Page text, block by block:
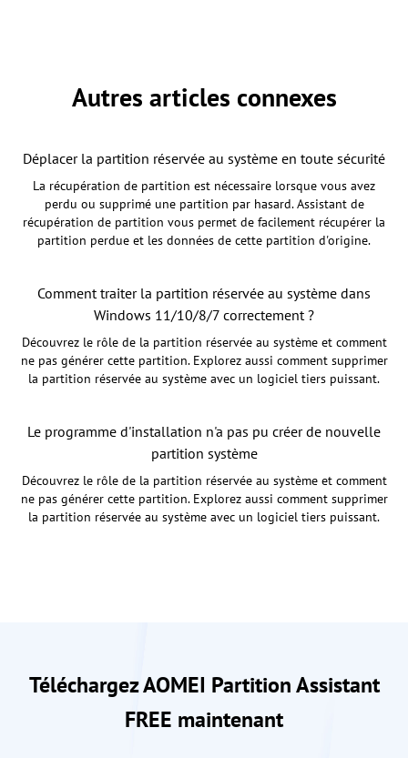
Autres articles connexes
Déplacer la partition réservée au système en toute sécurité
La récupération de partition est nécessaire lorsque vous avez
perdu ou supprimé une partition par hasard. Assistant de
récupération de partition vous permet de facilement récupérer la
partition perdue et les données de cette partition d'origine.
Comment traiter la partition réservée au système dans
Windows 11/10/8/7 correctement ?
Découvrez le rôle de la partition réservée au système et comment
ne pas générer cette partition. Explorez aussi comment supprimer
la partition réservée au système avec un logiciel tiers puissant.
Le programme d'installation n'a pas pu créer de nouvelle
partition système
Découvrez le rôle de la partition réservée au système et comment
ne pas générer cette partition. Explorez aussi comment supprimer
la partition réservée au système avec un logiciel tiers puissant.
Téléchargez AOMEI Partition Assistant
FREE maintenant